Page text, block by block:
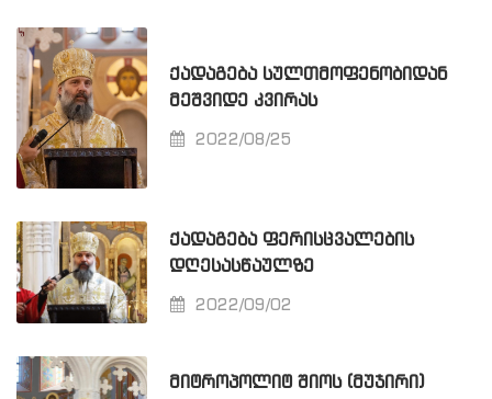
ᲥᲐᲓᲐᲒᲔᲑᲐ ᲡᲣᲚᲗᲛᲝᲤᲔᲜᲝᲑᲘᲓᲐᲜ
ᲛᲔᲨᲕᲘᲓᲔ ᲙᲕᲘᲠᲐᲡ
2022/08/25
ᲥᲐᲓᲐᲒᲔᲑᲐ ᲤᲔᲠᲘᲡᲪᲕᲐᲚᲔᲑᲘᲡ
ᲓᲦᲔᲡᲐᲡᲬᲐᲣᲚᲖᲔ
2022/09/02
ᲛᲘᲢᲠᲝᲞᲝᲚᲘᲢ ᲨᲘᲝᲡ (ᲛᲣᲯᲘᲠᲘ)